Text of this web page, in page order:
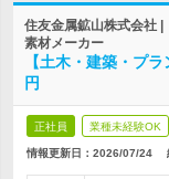
住友金属鉱山株式会社
素材メーカー
【土木・建築・プ
円
正社員 業種未経験OK
情報更新日：2026/07/24